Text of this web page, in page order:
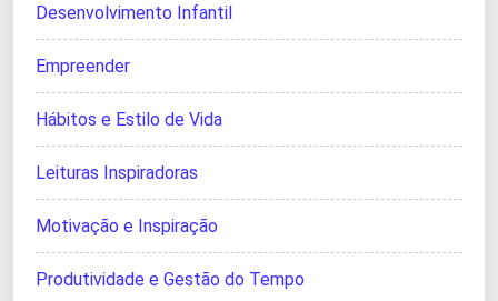
Desenvolvimento Infantil
Empreender
Hábitos e Estilo de Vida
Leituras Inspiradoras
Motivação e Inspiração
Produtividade e Gestão do Tempo